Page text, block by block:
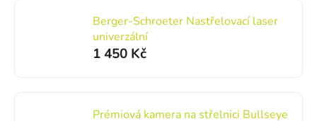
Berger-Schroeter Nastřelovací laser
univerzální
1 450 Kč
Prémiová kamera na střelnici Bullseye